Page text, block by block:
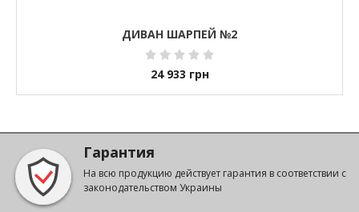
ДИВАН ШАРПЕЙ №2
24 933 грн
Гарантия
На всю продукцию действует гарантия в соответствии с
законодательством Украины